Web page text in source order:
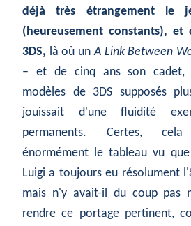
déjà très étrangement le
(heureusement constants), et
3DS, là où unA Link Between
– et de cinq ans son cadet,
modèles de 3DS supposés
jouissait d'une fluidité
permanents. Certes,
énormément le tableau vu
Luigi a toujours eu résolument
mais n'y avait-il du coup pas
rendre ce portage pertinent,